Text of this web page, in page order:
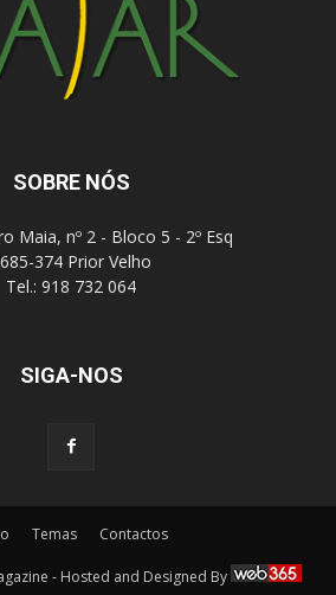
SOBRE NÓS
Maia, nº 2 - Bloco 5 - 2º Esq
374 Prior Velho
Tel.: 918 732 064
SIGA-NOS
Temas Contactos
- Hosted and Designed By